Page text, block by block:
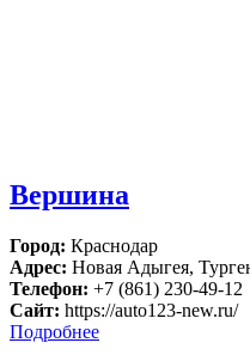
Вершина
Город: Краснодар
Адрес: Новая Адыгея,
Телефон: +7 (861) 230-49-12
Сайт: https://auto123-new.ru/
Подробнее